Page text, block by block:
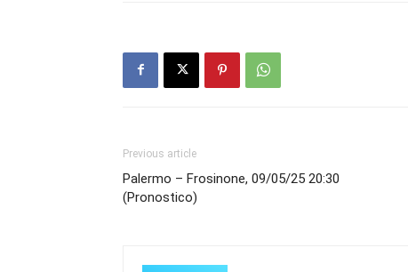
Previous article
Palermo – Frosinone, 09/05/25 20:30
(Pronostico)